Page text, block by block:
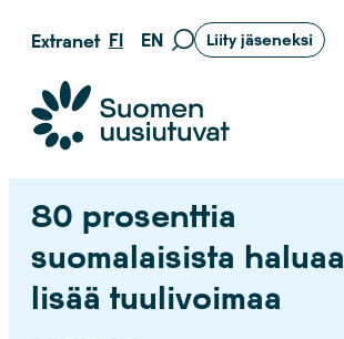
Siirry
sisältöön
Extranet FI EN
Siirry
Liity jäseneksi
Suomen uusiutuvat ry
80 prosenttia
suomalaisista haluaa
lisää tuulivoimaa